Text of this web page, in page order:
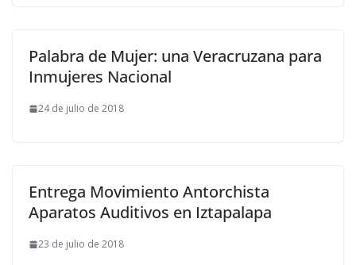
Palabra de Mujer: una Veracruzana para
Inmujeres Nacional
24 de julio de 2018
Entrega Movimiento Antorchista
Aparatos Auditivos en Iztapalapa
23 de julio de 2018